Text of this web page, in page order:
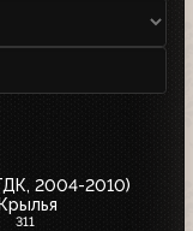
2004-2010)
311